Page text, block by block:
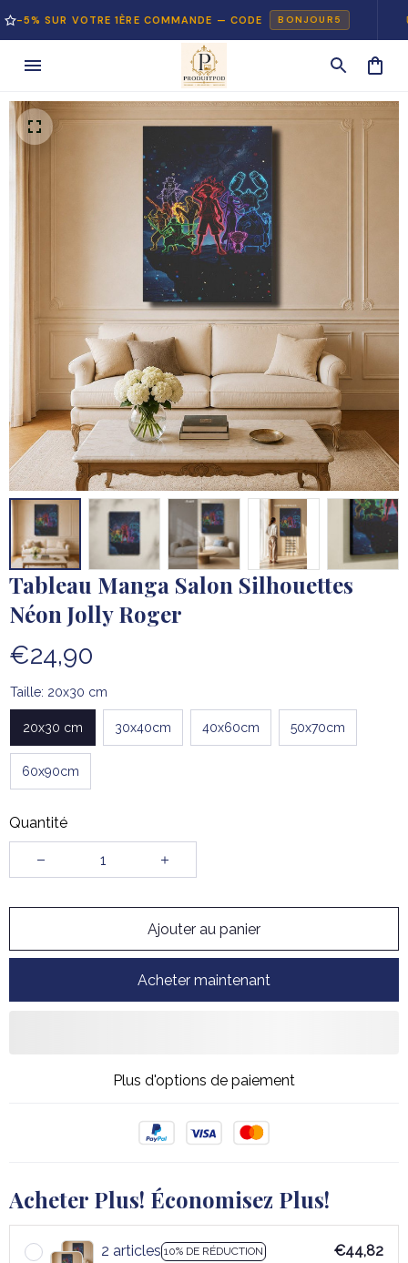
VOTRE 1ÈRE COMMANDE — CODE BONJOUR5
Tableau Manga Salon Silhouettes
Néon Jolly Roger
€24,90
Taille: 20x30 cm
20x30 cm 30x40cm 40x60cm 50x70cm
60x90cm
Quantité
Ajouter au panier
Acheter maintenant
Plus d'options de paiement
Acheter Plus! Économisez Plus!
2 articles 10% DE RÉDUCTION
€44,82